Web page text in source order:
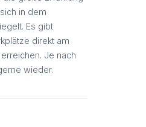
in dem
Es gibt
direkt am
Je nach
wieder.